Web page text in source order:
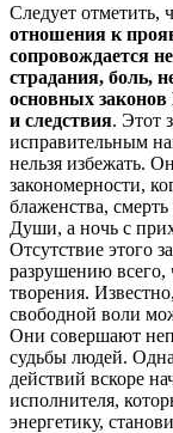
Следует отметить,
отношения к
сопровождается
страдания, боль,
основных
и следствия. Этот
исправительным
нельзя избежать.
закономерности,
блаженства,
Души, а ночь с
Отсутствие этого
разрушению всего,
творения.
свободной воли
Они совершают
судьбы людей.
действий вскоре
исполнителя,
энергетику,